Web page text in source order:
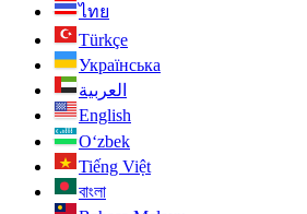
ไทย
Türkçe
Українська
العربية
English
O‘zbek
Tiếng Việt
বাংলা